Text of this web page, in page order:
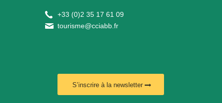
+33 (0)2 35 17 61 09
tourisme@cciabb.fr
S’inscrire à la newsletter